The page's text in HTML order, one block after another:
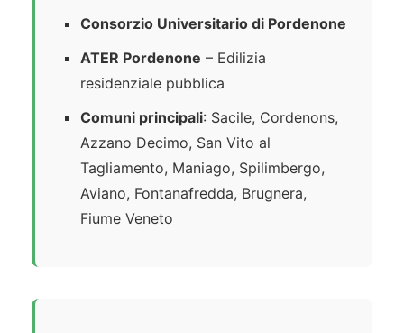
Consorzio Universitario di Pordenone
ATER Pordenone – Edilizia
residenziale pubblica
Comuni principali: Sacile, Cordenons,
Azzano Decimo, San Vito al
Tagliamento, Maniago, Spilimbergo,
Aviano, Fontanafredda, Brugnera,
Fiume Veneto